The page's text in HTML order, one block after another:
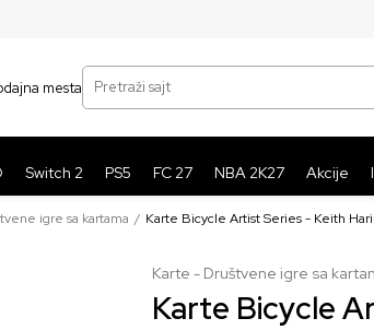
mesta
Pretraži sajt
Switch 2 PS5 FC 27 NBA 2K27 Akcije
igre sa kartama Karte Bicycle Artist Series - Keith
Karte - Društvene igre sa
Karte Bicycle